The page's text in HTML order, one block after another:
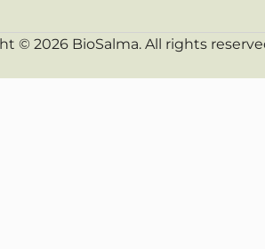
© 2026 BioSalma. All rights